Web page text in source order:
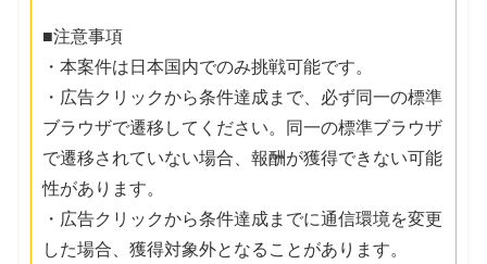
■注意事項
・本案件は日本国内でのみ挑戦可能です。
・広告クリックから条件達成まで、必ず同一の標準
ブラウザで遷移してください。同一の標準ブラウザ
で遷移されていない場合、報酬が獲得できない可能
性があります。
・広告クリックから条件達成までに通信環境を変更
した場合、獲得対象外となることがあります。